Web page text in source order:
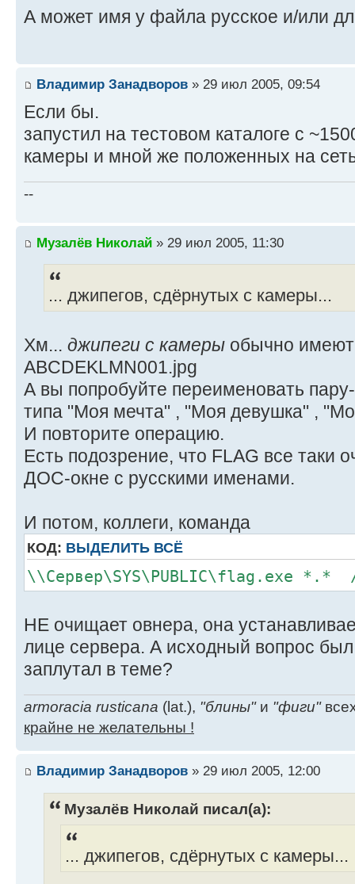
А может имя у файла русское и/или
Владимир Занадворов » 29 июл 2005, 09:54
Если бы.
запустил на тестовом каталоге с
камеры и мной же положенных на
--
Музалёв Николай » 29 июл 2005, 11:30
... джипегов, сдёрнутых с камеры...
Хм... джипеги с камеры обычно
ABCDEKLMN001.jpg
А вы попробуйте переименовать
типа "Моя мечта" , "Моя девушка" ,
И повторите операцию.
Есть подозрение, что FLAG все таки
ДОС-окне с русскими именами.
И потом, коллеги, команда
КОД: ВЫДЕЛИТЬ ВСЁ
\\Сервер\SYS\PUBLIC\flag.exe *.* /
НЕ очищает овнера, она
лице сервера. А исходный вопрос
заплутал в теме?
armoracia rusticana (lat.), "блины"и "фиги"
крайне не желательны !
Владимир Занадворов » 29 июл 2005, 12:00
Музалёв Николай писал(а):
... джипегов, сдёрнутых с камеры...